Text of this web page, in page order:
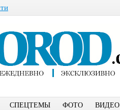
СПЕЦТЕМЫ ФОТО ВИДЕО